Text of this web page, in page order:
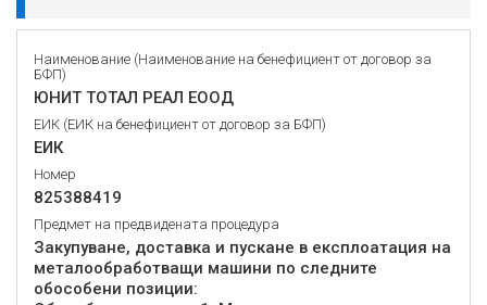
Наименование (Наименование на бенефициент от договор за
БФП)
ЮНИТ ТОТАЛ РЕАЛ ЕООД
ЕИК (ЕИК на бенефициент от договор за БФП)
ЕИК
Номер
825388419
Предмет на предвидената процедура
Закупуване, доставка и пускане в експлоатация на
металообработващи машини по следните
обособени позиции: